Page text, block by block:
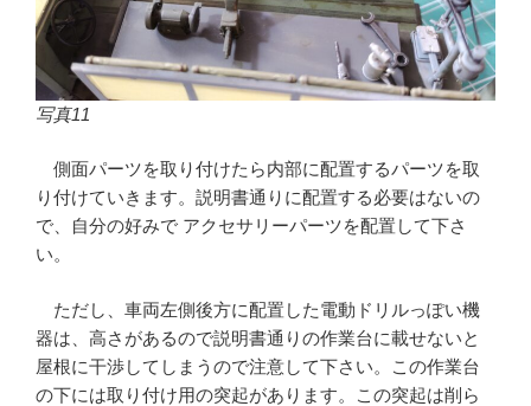
写真11
側面パーツを取り付けたら内部に配置するパーツを取
り付けていきます。説明書通りに配置する必要はないの
で、自分の好みで アクセサリーパーツを配置して下さ
い。
ただし、車両左側後方に配置した電動ドリルっぽい機
器は、高さがあるので説明書通りの作業台に載せないと
屋根に干渉してしまうので注意して下さい。この作業台
の下には取り付け用の突起があります。この突起は削ら